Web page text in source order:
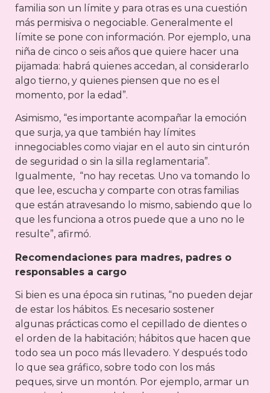
familia son un límite y para otras es una cuestión
más permisiva o negociable. Generalmente el
límite se pone con información. Por ejemplo, una
niña de cinco o seis años que quiere hacer una
pijamada: habrá quienes accedan, al considerarlo
algo tierno, y quienes piensen que no es el
momento, por la edad”.
Asimismo, “es importante acompañar la emoción
que surja, ya que también hay límites
innegociables como viajar en el auto sin cinturón
de seguridad o sin la silla reglamentaria”.
Igualmente, “no hay recetas. Uno va tomando lo
que lee, escucha y comparte con otras familias
que están atravesando lo mismo, sabiendo que lo
que les funciona a otros puede que a uno no le
resulte”, afirmó.
Recomendaciones para madres, padres o
responsables a cargo
Si bien es una época sin rutinas, “no pueden dejar
de estar los hábitos. Es necesario sostener
algunas prácticas como el cepillado de dientes o
el orden de la habitación; hábitos que hacen que
todo sea un poco más llevadero. Y después todo
lo que sea gráfico, sobre todo con los más
peques, sirve un montón. Por ejemplo, armar un